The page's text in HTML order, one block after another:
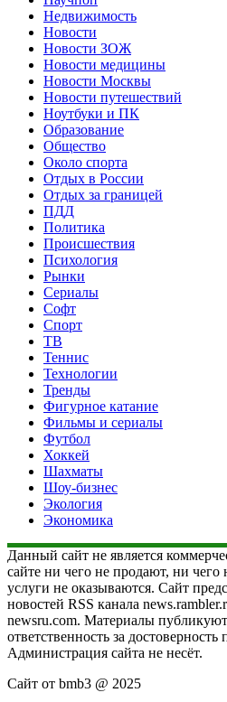
Недвижимость
Новости
Новости ЗОЖ
Новости медицины
Новости Москвы
Новости путешествий
Ноутбуки и ПК
Образование
Общество
Около спорта
Отдых в России
Отдых за границей
ПДД
Политика
Происшествия
Психология
Рынки
Сериалы
Софт
Спорт
ТВ
Теннис
Технологии
Тренды
Фигурное катание
Фильмы и сериалы
Футбол
Хоккей
Шахматы
Шоу-бизнес
Экология
Экономика
Данный сайт не является
сайте ни чего не продают, ни
услуги не оказываются. Сайт
новостей RSS канала
newsru.com. Материалы
ответственность за
Администрация сайта не несёт.
Сайт от bmb3 @ 2025